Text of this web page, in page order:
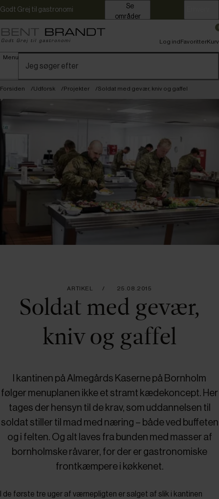
Godt Grej til gastronomi
områder
Menu
Log indFavoritterKurv
Forsiden Udforsk Projekter Soldat med gevær, kniv og gaffel
ARTIKEL 25.08.2015
Soldat med gevær,
kniv og gaffel
I kantinen på Almegårds Kaserne på Bornholm
følger menuplanen ikke et stramt kædekoncept. Her
tages der hensyn til de krav, som uddannelsen til
soldat stiller til mad med næring – både ved buffeten
og i felten. Og alt laves fra bunden med masser af
bornholmske råvarer, for der er gastronomiske
frontkæmpere i køkkenet.
I de første tre uger af værnepligten er salget af slik i kantinen